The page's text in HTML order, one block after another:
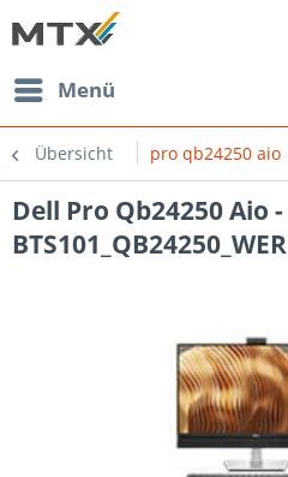
Menü
Übersicht pro qb24250 aio
Dell Pro Qb24250 Aio -
BTS101_QB24250_WER